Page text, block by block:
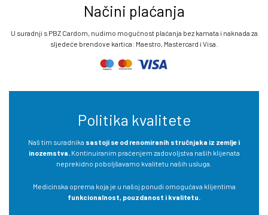
Načini plaćanja
U suradnji s PBZ Cardom, nudimo mogućnost plaćanja bez kamata i naknada za
sljedeće brendove kartica: Maestro, Mastercard i Visa.
Politika kvalitete
Naš tim suradnika sastoji se od renomiranih stručnjaka iz zemlje i
inozemstva. Kontinuiranim praćenjem zadovoljstva naših klijenata
neprekidno poboljšavamo kvalitetu naših usluga.
Medicinska oprema koja je u našoj ponudi omogućava klijentima
funkcionalnost, pouzdanost i kvalitetu.